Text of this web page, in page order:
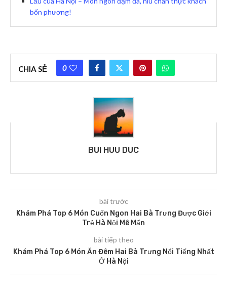
bốn phương!
CHIA SẺ 0
BUI HUU DUC
bài trước
Khám Phá Top 6 Món Cuốn Ngon Hai Bà Trưng Được Giới
Trẻ Hà Nội Mê Mẩn
bài tiếp theo
Khám Phá Top 6 Món Ăn Đêm Hai Bà Trưng Nổi Tiếng Nhất
Ở Hà Nội